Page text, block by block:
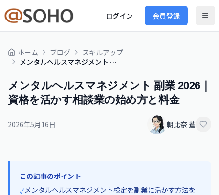
ログイン 会員登録
ホーム ブログ
スキルアップ
メンタルヘルスマネジメント 副業 2026｜資格を活かす相談業の始め方と料金
メンタルヘルスマネジメント 副業 2026｜
資格を活かす相談業の始め方と料金
2026年5月16日 朝比奈 蒼
この記事のポイント
✓メンタルヘルスマネジメント検定を副業に活かす方法を